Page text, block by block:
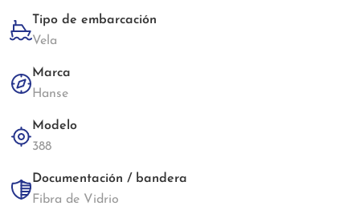
Tipo de embarcación
Vela
Marca
Hanse
Modelo
388
Documentación / bandera
Fibra de Vidrio